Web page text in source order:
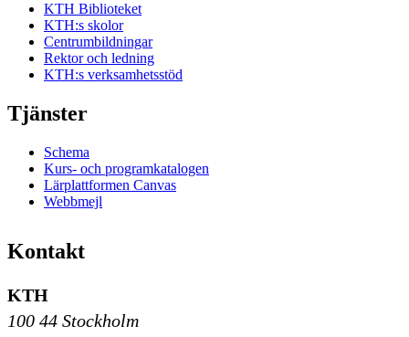
KTH Biblioteket
KTH:s skolor
Centrumbildningar
Rektor och ledning
KTH:s verksamhetsstöd
Tjänster
Schema
Kurs- och programkatalogen
Lärplattformen Canvas
Webbmejl
Kontakt
KTH
100 44 Stockholm